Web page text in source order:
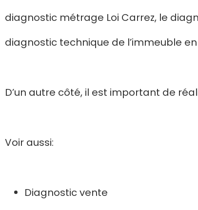
diagnostic métrage Loi Carrez, le
diagnostic technique de l’immeuble
D’un autre côté, il est important de
Voir aussi:
Diagnostic vente